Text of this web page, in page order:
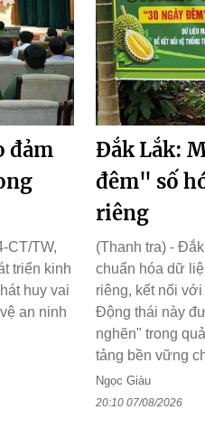
đảm
CT/TW,
triển kinh
huy vai
an ninh
Đắk Lắk:
đêm" số
riêng
(Thanh tra) -
chuẩn hóa dữ
riêng, kết nối
Động thái này
nghẽn" trong
tảng bền vững
Ngọc Giàu
20:10 07/08/2026